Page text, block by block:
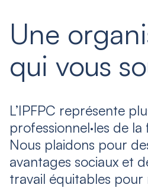
Une
qui vous
L’IPFPC représente
professionnel·les de
Nous plaidons pour
avantages sociaux et
travail équitables pour